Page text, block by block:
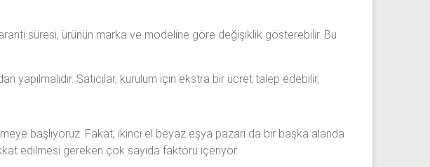
süresi, ürünün marka ve modeline göre değişiklik gösterebilir. Bu
yapılmalıdır. Satıcılar, kurulum için ekstra bir ücret talep edebilir,
başlıyoruz. Fakat, ikinci el beyaz eşya pazarı da bir başka alanda
edilmesi gereken çok sayıda faktörü içeriyor.